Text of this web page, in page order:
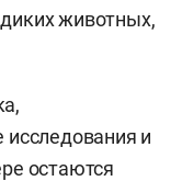
животных,
исследования и
остаются